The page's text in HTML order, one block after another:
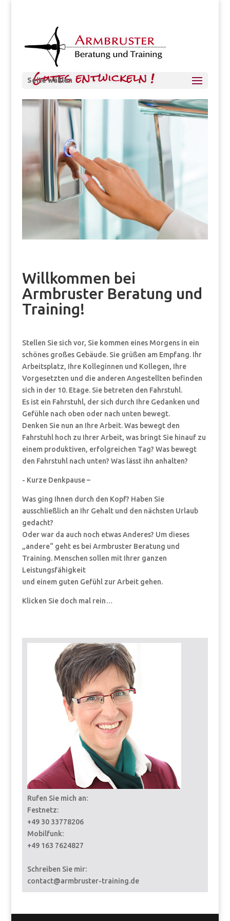
Seite wählen
Willkommen bei
Armbruster Beratung und
Training!
Stellen Sie sich vor, Sie kommen eines Morgens in ein
schönes großes Gebäude. Sie grüßen am Empfang. Ihr
Arbeitsplatz, Ihre Kolleginnen und Kollegen, Ihre
Vorgesetzten und die anderen Angestellten befinden
sich in der 10. Etage. Sie betreten den Fahrstuhl.
Es ist ein Fahrstuhl, der sich durch Ihre Gedanken und
Gefühle nach oben oder nach unten bewegt.
Denken Sie nun an Ihre Arbeit. Was bewegt den
Fahrstuhl hoch zu Ihrer Arbeit, was bringt Sie hinauf zu
einem produktiven, erfolgreichen Tag? Was bewegt
den Fahrstuhl nach unten? Was lässt ihn anhalten?
- Kurze Denkpause –
Was ging Ihnen durch den Kopf? Haben Sie
ausschließlich an Ihr Gehalt und den nächsten Urlaub
gedacht?
Oder war da auch noch etwas Anderes? Um dieses
„andere“ geht es bei Armbruster Beratung und
Training. Menschen sollen mit Ihrer ganzen
Leistungsfähigkeit
und einem guten Gefühl zur Arbeit gehen.
Klicken Sie doch mal rein…
Rufen Sie mich an:
Festnetz:
+49 30 33778206
Mobilfunk:
+49 163 7624827
Schreiben Sie mir:
contact@armbruster-training.de